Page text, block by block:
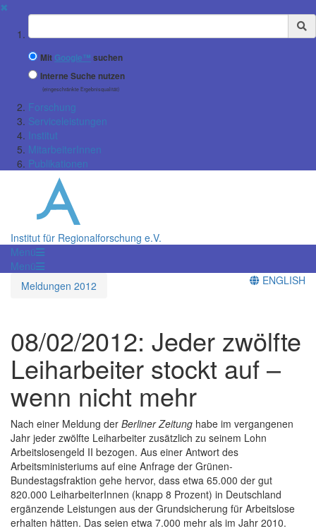
✖
Suchbegriff
Mit Google™ suchen
Interne Suche nutzen
(eingeschränkte Ergebnisqualität)
Forschung
Serviceleistungen
Institut
MitarbeiterInnen
Publikationen
Institut für Regionalforschung e.V.
Menü
Menü
Meldungen 2012
ENGLISH
08/02/2012: Jeder zwölfte
Leiharbeiter stockt auf –
wenn nicht mehr
Nach einer Meldung der Berliner Zeitung habe im vergangenen
Jahr jeder zwölfte Leiharbeiter zusätzlich zu seinem Lohn
Arbeitslosengeld II bezogen. Aus einer Antwort des
Arbeitsministeriums auf eine Anfrage der Grünen-
Bundestagsfraktion gehe hervor, dass etwa 65.000 der gut
820.000 LeiharbeiterInnen (knapp 8 Prozent) in Deutschland
ergänzende Leistungen aus der Grundsicherung für Arbeitslose
erhalten hätten. Das seien etwa 7.000 mehr als im Jahr 2010.